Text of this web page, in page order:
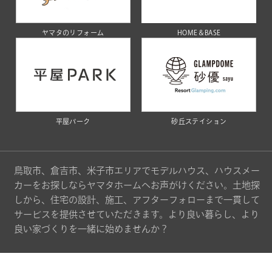
ヤマタのリフォーム HOME＆BASE
平屋パーク 砂丘ステイション
鳥取市、倉吉市、米子市エリアでモデルハウス、ハウスメー
カーをお探しならヤマタホームへお声がけください。土地探
しから、住宅の設計、施工、アフターフォローまで一貫して
サービスを提供させていただきます。より良い暮らし、より
良い家づくりを一緒に始めませんか？